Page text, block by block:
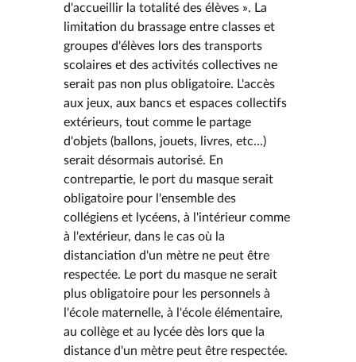
d'accueillir la totalité des élèves ». La
limitation du brassage entre classes et
groupes d'élèves lors des transports
scolaires et des activités collectives ne
serait pas non plus obligatoire. L'accès
aux jeux, aux bancs et espaces collectifs
extérieurs, tout comme le partage
d'objets (ballons, jouets, livres, etc...)
serait désormais autorisé. En
contrepartie, le port du masque serait
obligatoire pour l'ensemble des
collégiens et lycéens, à l'intérieur comme
à l'extérieur, dans le cas où la
distanciation d'un mètre ne peut être
respectée. Le port du masque ne serait
plus obligatoire pour les personnels à
l'école maternelle, à l'école élémentaire,
au collège et au lycée dès lors que la
distance d'un mètre peut être respectée.